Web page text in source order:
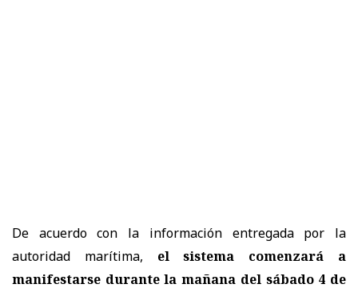
De acuerdo con la información entregada por la
autoridad marítima, el sistema comenzará a
manifestarse durante la mañana del sábado 4 de